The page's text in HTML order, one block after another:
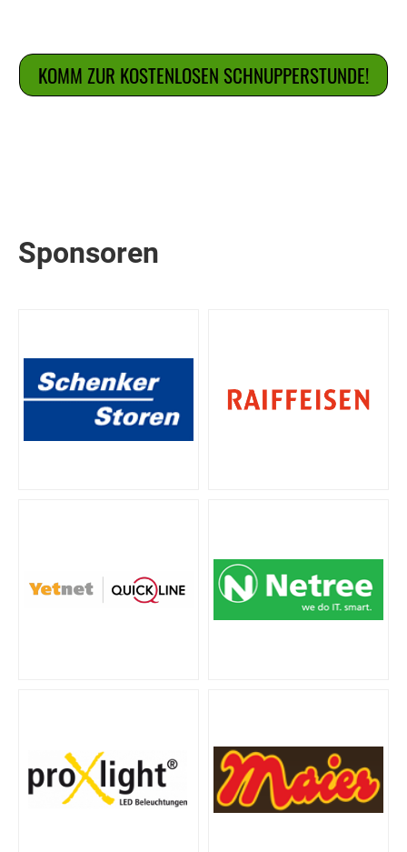
KOMM ZUR KOSTENLOSEN SCHNUPPERSTUNDE!
Sponsoren